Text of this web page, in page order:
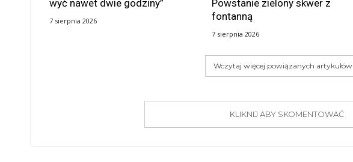
wyć nawet dwie godziny”
7 sierpnia 2026
Powstanie zielony skwer z
fontanną
7 sierpnia 2026
Wczytaj więcej powiązanych artykułów
KLIKNIJ ABY SKOMENTOWAĆ